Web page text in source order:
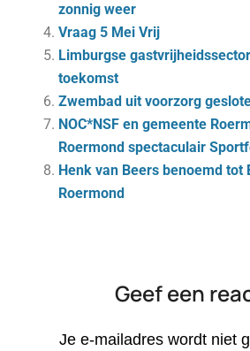
zonnig weer
Vraag 5 Mei Vrij
Lim­burg­se
toe­komst
Zwembad uit voorzorg
NOC*NSF en gemeente
Roermond spectaculair
Henk van Beers benoemd tot
Roermond
Geef een
Je e-mailadres wordt niet